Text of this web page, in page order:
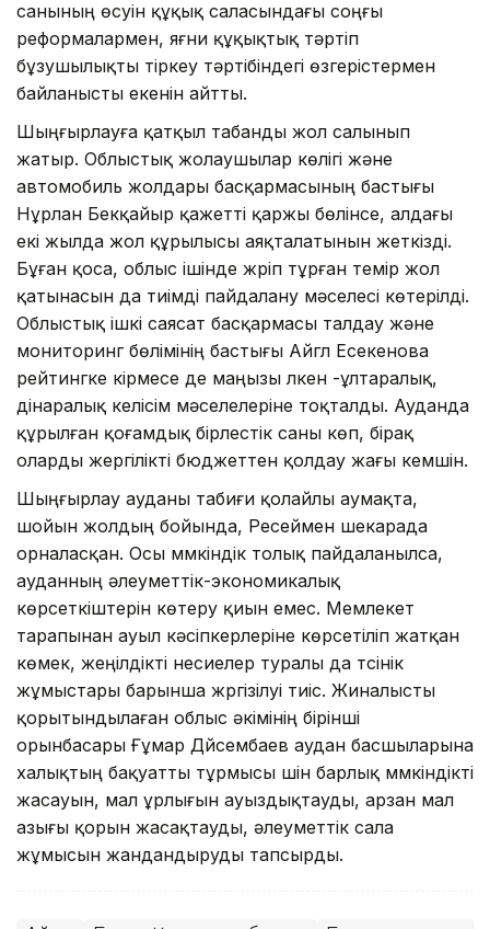
санының өсуін құқық саласындағы соңғы
реформалармен, яғни құқықтық тәртіп
бұзушылықты тіркеу тәртібіндегі өзгерістермен
байланысты екенін айтты.
Шыңғырлауға қатқыл табанды жол салынып
жатыр. Облыстық жолаушылар көлігі және
автомобиль жолдары басқармасының бастығы
Нұрлан Бекқайыр қажетті қаржы бөлінсе, алдағы
екі жылда жол құрылысы аяқталатынын жеткізді.
Бұған қоса, облыс ішінде жүріп тұрған темір жол
қатынасын да тиімді пайдалану мәселесі көтерілді.
Облыстық ішкі саясат басқармасы талдау және
мониторинг бөлімінің бастығы Айгүл Есекенова
рейтингке кірмесе де маңызы үлкен -ұлтаралық,
дінаралық келісім мәселелеріне тоқталды. Ауданда
құрылған қоғамдық бірлестік саны көп, бірақ
оларды жергілікті бюджеттен қолдау жағы кемшін.
Шыңғырлау ауданы табиғи қолайлы аумақта,
шойын жолдың бойында, Ресеймен шекарада
орналасқан. Осы мүмкіндік толық пайдаланылса,
ауданның әлеуметтік-экономикалық
көрсеткіштерін көтеру қиын емес. Мемлекет
тарапынан ауыл кәсіпкерлеріне көрсетіліп жатқан
көмек, жеңілдікті несиелер туралы да түсінік
жұмыстары барынша жүргізілуі тиіс. Жиналысты
қорытындылаған облыс әкімінің бірінші
орынбасары Ғұмар Дүйсембаев аудан басшыларына
халықтың бақуатты тұрмысы үшін барлық мүмкіндікті
жасауын, мал ұрлығын ауыздықтауды, арзан мал
азығы қорын жасақтауды, әлеуметтік сала
жұмысын жандандыруды тапсырды.